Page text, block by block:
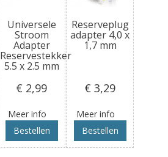
Universele
Stroom
Adapter
Reservestekker
5.5 x 2.5 mm
€ 2,99
Meer info
Bestellen
Reserveplug
adapter 4,0 x
1,7 mm
€ 3,29
Meer info
Bestellen